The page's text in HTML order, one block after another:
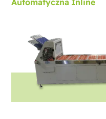
Automatyczna Inline